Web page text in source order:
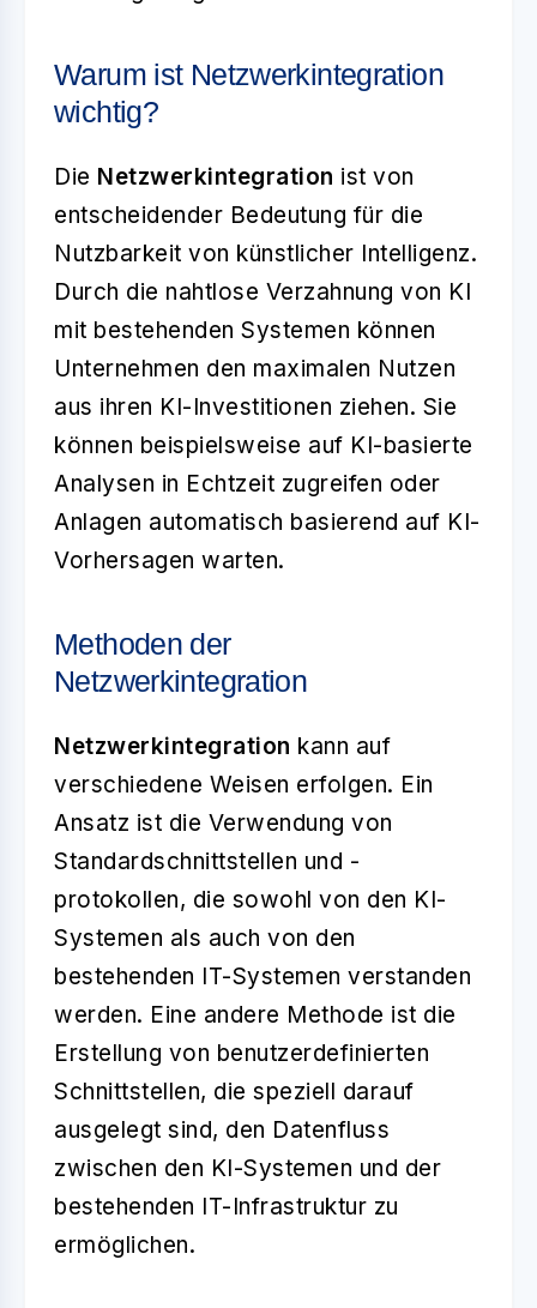
Warum ist Netzwerkintegration
wichtig?
Die Netzwerkintegration ist von
entscheidender Bedeutung für die
Nutzbarkeit von künstlicher Intelligenz.
Durch die nahtlose Verzahnung von KI
mit bestehenden Systemen können
Unternehmen den maximalen Nutzen
aus ihren KI-Investitionen ziehen. Sie
können beispielsweise auf KI-basierte
Analysen in Echtzeit zugreifen oder
Anlagen automatisch basierend auf KI-
Vorhersagen warten.
Methoden der
Netzwerkintegration
Netzwerkintegration kann auf
verschiedene Weisen erfolgen. Ein
Ansatz ist die Verwendung von
Standardschnittstellen und -
protokollen, die sowohl von den KI-
Systemen als auch von den
bestehenden IT-Systemen verstanden
werden. Eine andere Methode ist die
Erstellung von benutzerdefinierten
Schnittstellen, die speziell darauf
ausgelegt sind, den Datenfluss
zwischen den KI-Systemen und der
bestehenden IT-Infrastruktur zu
ermöglichen.